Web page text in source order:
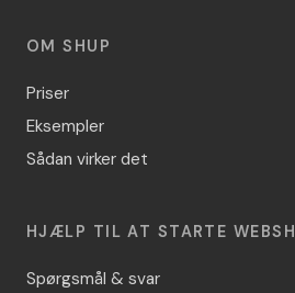
OM SHUP
Priser
Eksempler
Sådan virker det
HJÆLP TIL AT STARTE
Spørgsmål & svar